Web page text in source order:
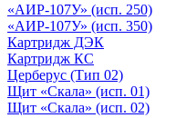
«АИР-107У» (исп. 250)
«АИР-107У» (исп. 350)
Картридж ДЭК
Картридж КС
Церберус (Тип 02)
Щит «Скала» (исп. 01)
Щит «Скала» (исп. 02)